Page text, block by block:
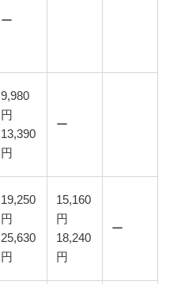
ー
9,980
円
13,390
円
ー
19,250
円
25,630
円
15,160
円
18,240
円
ー